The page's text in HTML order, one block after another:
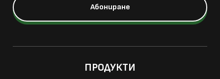
ПРОДУКТИ